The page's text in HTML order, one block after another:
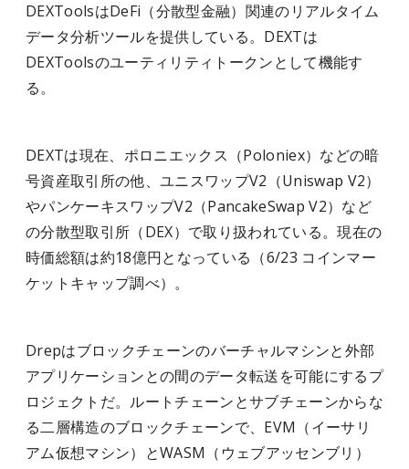
DEXToolsはDeFi（分散型金融）関連のリアルタイム
データ分析ツールを提供している。DEXTは
DEXToolsのユーティリティトークンとして機能す
る。
DEXTは現在、ポロニエックス（Poloniex）などの暗
号資産取引所の他、ユニスワップV2（Uniswap V2）
やパンケーキスワップV2（PancakeSwap V2）など
の分散型取引所（DEX）で取り扱われている。現在の
時価総額は約18億円となっている（6/23 コインマー
ケットキャップ調べ）。
Drepはブロックチェーンのバーチャルマシンと外部
アプリケーションとの間のデータ転送を可能にするプ
ロジェクトだ。ルートチェーンとサブチェーンからな
る二層構造のブロックチェーンで、EVM（イーサリ
アム仮想マシン）とWASM（ウェブアッセンブリ）